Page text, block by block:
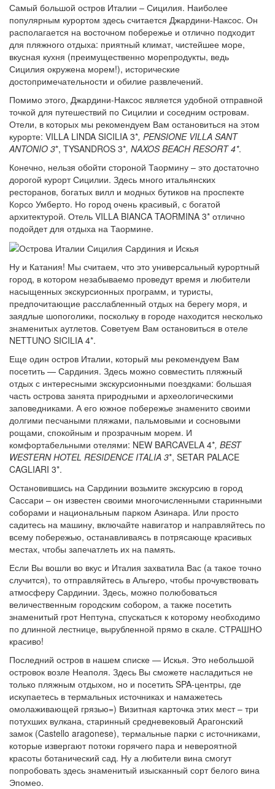
Самый большой остров Италии – Сицилия. Наиболее
популярным курортом здесь считается Джардини-Наксос. Он
располагается на восточном побережье и отлично подходит
для пляжного отдыха: приятный климат, чистейшее море,
вкусная кухня (преимущественно морепродукты, ведь
Сицилия окружена морем!), исторические
достопримечательности и обилие развлечений.
Помимо этого, Джардини-Наксос является удобной отправной
точкой для путешествий по Сицилии и соседним островам.
Отели, в которых мы рекомендуем Вам остановиться на этом
курорте: VILLA LINDA SICILIA 3*, PENSIONE VILLA SANT
ANTONIO 3*, TYSANDROS 3*, NAXOS BEACH RESORT 4*.
Конечно, нельзя обойти стороной Таормину – это достаточно
дорогой курорт Сицилии. Здесь много итальянских
ресторанов, богатых вилл и модных бутиков на проспекте
Корсо Умберто. Но город очень красивый, с богатой
архитектурой. Отель VILLA BIANCA TAORMINA 3* отлично
подойдет для отдыха на Таормине.
Ну и Катания! Мы считаем, что это универсальный курортный
город, в котором незабываемо проведут время и любители
насыщенных экскурсионных программ, и туристы,
предпочитающие расслабленный отдых на берегу моря, и
заядлые шопоголики, поскольку в городе находится несколько
знаменитых аутлетов. Советуем Вам остановиться в отеле
NETTUNO SICILIA 4*.
Еще один остров Италии, который мы рекомендуем Вам
посетить — Сардиния. Здесь можно совместить пляжный
отдых с интересными экскурсионными поездками: большая
часть острова занята природными и археологическими
заповедниками. А его южное побережье знаменито своими
долгими песчаными пляжами, пальмовыми и сосновыми
рощами, спокойным и прозрачным морем. И
комфортабельными отелями: NEW BARCAVELA 4*, BEST
WESTERN HOTEL RESIDENCE ITALIA 3*, SETAR PALACE
CAGLIARI 3*.
Остановившись на Сардинии возьмите экскурсию в город
Сассари – он известен своими многочисленными старинными
соборами и национальным парком Азинара. Или просто
садитесь на машину, включайте навигатор и направляйтесь по
всему побережью, останавливаясь в потрясающе красивых
местах, чтобы запечатлеть их на память.
Если Вы вошли во вкус и Италия захватила Вас (а такое точно
случится), то отправляйтесь в Альгеро, чтобы прочувствовать
атмосферу Сардинии. Здесь, можно полюбоваться
величественным городским собором, а также посетить
знаменитый грот Нептуна, спускаться к которому необходимо
по длинной лестнице, вырубленной прямо в скале. СТРАШНО
красиво!
Последний остров в нашем списке — Искья. Это небольшой
островок возле Неаполя. Здесь Вы сможете насладиться не
только пляжным отдыхом, но и посетить SPA-центры, где
искупаетесь в термальных источниках и намажетесь
омолаживающей грязью=) Визитная карточка этих мест – три
потухших вулкана, старинный средневековый Арагонский
замок (Castello aragonese), термальные парки с источниками,
которые извергают потоки горячего пара и невероятной
красоты ботанический сад. Ну а любители вина смогут
попробовать здесь знаменитый изысканный сорт белого вина
Эпомео.